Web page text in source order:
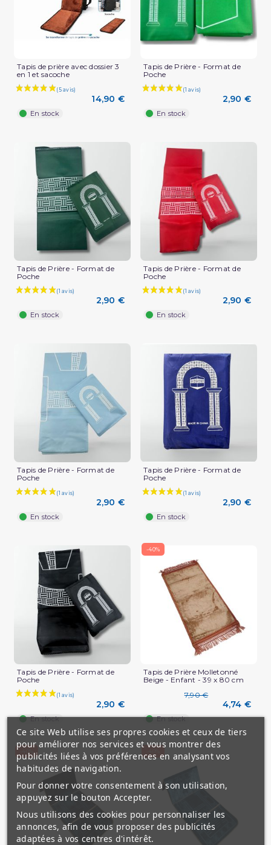
Tapis de prière avec dossier 3
en 1 et sacoche
14,90 €
En stock
Tapis de Prière - Format de
Poche
2,90 €
En stock
Tapis de Prière - Format de
Poche
2,90 €
En stock
Tapis de Prière - Format de
Poche
2,90 €
En stock
Tapis de Prière - Format de
Poche
2,90 €
En stock
Tapis de Prière - Format de
Poche
2,90 €
En stock
Tapis de Prière - Format de
Poche
2,90 €
En stock
-40%
Tapis de Prière Molletonné
Beige - Enfant - 39 x 80 cm
7,90 €
4,74 €
En stock
Ce site Web utilise ses propres cookies et ceux de tiers
pour améliorer nos services et vous montrer des
publicités liées à vos préférences en analysant vos
habitudes de navigation.
Pour donner votre consentement à son utilisation,
appuyez sur le bouton Accepter.
Nous utilisons des cookies pour personnaliser les
annonces, afin de vous proposer des publicités
adaptées à vos centres d'intérêt.